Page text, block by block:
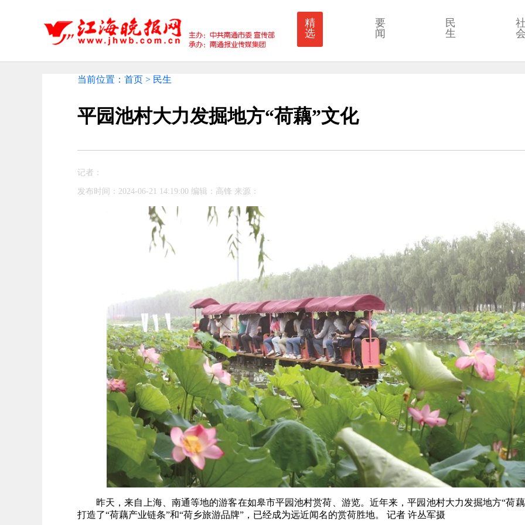
精
选
要
闻
民
生
当前位置：首页 > 民生
平园池村大力发掘地方“荷藕”文化
记者：
发布时间：2024-06-21 14:19:00 编辑：高锋 来源：
昨天，来自上海、南通等地的游客在如皋市平园池村赏荷、游览。近年来，平园池村大力发掘地方“荷
打造了“荷藕产业链条”和“荷乡旅游品牌”，已经成为远近闻名的赏荷胜地。 记者 许丛军摄